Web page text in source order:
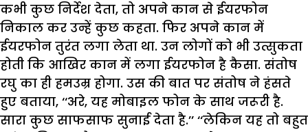
कभी कुछ निर्देश देता, तो अपने कान से ईयरफोन
निकाल कर उन्हें कुछ कहता. फिर अपने कान में
ईयरफोन तुरंत लगा लेता था. उन लोगों को भी उत्सुकता
होती कि आखिर कान में लगा ईयरफोन है कैसा. संतोष
रघु का ही हमउम्र होगा. उस की बात पर संतोष ने हंसते
हुए बताया, ‘‘अरे, यह मोबाइल फोन के साथ जरूरी है.
सारा कुछ साफसाफ सुनाई देता है.’’ ‘‘लेकिन यह तो बहुत